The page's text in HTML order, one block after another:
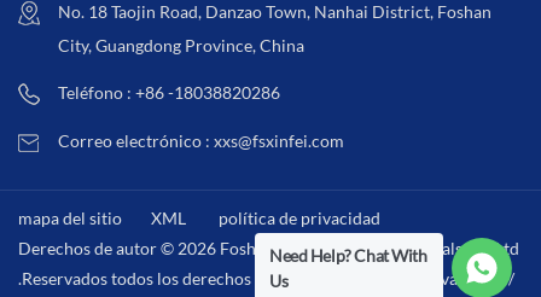
No. 18 Taojin Road, Danzao Town, Nanhai District, Foshan
City, Guangdong Province, China
Teléfono : +86 -18038820286
Correo electrónico : xxs@fsxinfei.com
mapa del sitio XML
política de privacidad
Derechos de autor © 2026 Foshan Xinfei Hygiene Materials Co.,Ltd
.Reservados todos los derechos . / XML política de privacidad /
Need Help? Chat With
Us